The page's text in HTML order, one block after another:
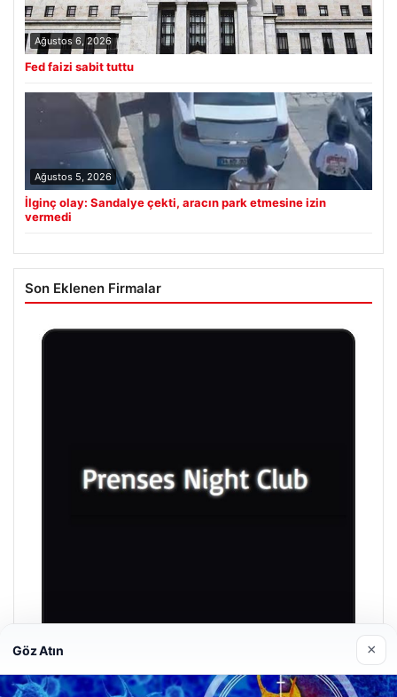
Ağustos 6, 2026
Fed faizi sabit tuttu
Ağustos 5, 2026
İlginç olay: Sandalye çekti, aracın park etmesine izin
vermedi
Son Eklenen Firmalar
Prenses Night Club
Göz Atın ×